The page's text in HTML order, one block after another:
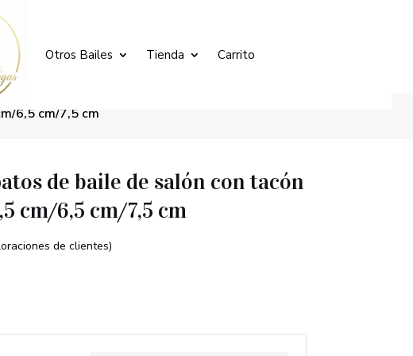
Otros Bailes Tienda Carrito
6,5 cm/7,5 cm
de baile de salón con tacón
cm/6,5 cm/7,5 cm
de clientes)